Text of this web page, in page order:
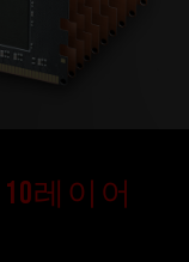
레이어